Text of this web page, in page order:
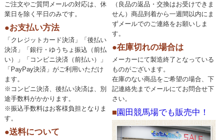
ご注文やご質問メールの対応は、休
業日を除く平日のみです。
●お支払い方法
「クレジットカード決済」「後払い
決済」「銀行・ゆうちょ振込（前払
い）」「コンビニ決済（前払い）」
「PayPay決済」がご利用いただけ
ます。
※コンビニ決済、後払い決済は、別
途手数料がかかります。
※振込手数料はお客様負担となりま
す。
●送料について
（良品の返品・交換はお受けできま
せん）商品到着から一週間以内にま
ずメールでのご連絡をお願いしま
す。
●在庫切れの場合は
メーカーにて製造終了となっている
ものがございます。
在庫のない商品をご希望の場合、下
記連絡先までメールにてお問合せ下
さい。
■園田競馬場でも販売中！